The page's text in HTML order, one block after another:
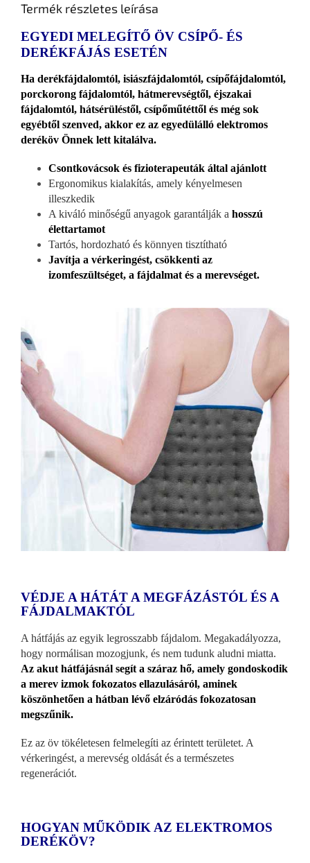
Termék részletes leírása
EGYEDI MELEGÍTŐ ÖV CSÍPŐ- ÉS
DERÉKFÁJÁS ESETÉN
Ha derékfájdalomtól, isiászfájdalomtól, csípőfájdalomtól,
porckorong fájdalomtól, hátmerevségtől, éjszakai
fájdalomtól, hátsérüléstől, csípőműtéttől és még sok
egyébtől szenved, akkor ez az egyedülálló elektromos
deréköv Önnek lett kitalálva.
Csontkovácsok és fizioterapeuták által ajánlott
Ergonomikus kialakítás, amely kényelmesen
illeszkedik
A kiváló minőségű anyagok garantálják a hosszú
élettartamot
Tartós, hordozható és könnyen tisztítható
Javítja a vérkeringést, csökkenti az
izomfeszültséget, a fájdalmat és a merevséget.
VÉDJE A HÁTÁT A MEGFÁZÁSTÓL ÉS A
FÁJDALMAKTÓL
A hátfájás az egyik legrosszabb fájdalom. Megakadályozza,
hogy normálisan mozogjunk, és nem tudunk aludni miatta.
Az akut hátfájásnál segít a száraz hő, amely gondoskodik
a merev izmok fokozatos ellazulásáról, aminek
köszönhetően a hátban lévő elzáródás fokozatosan
megszűnik.
Ez az öv tökéletesen felmelegíti az érintett területet. A
vérkeringést, a merevség oldását és a természetes
regenerációt.
HOGYAN MŰKÖDIK AZ ELEKTROMOS
DERÉKÖV?